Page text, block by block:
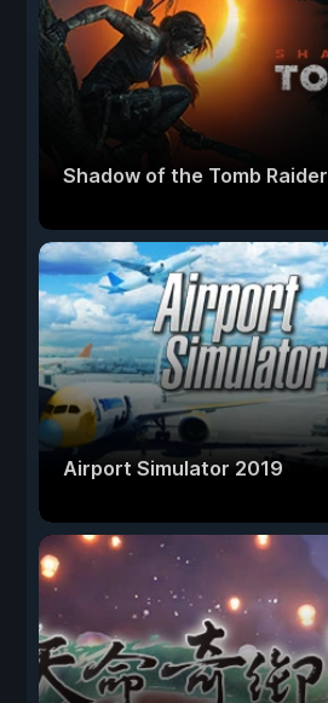
Shadow of the Tomb Raider
Airport Simulator 2019